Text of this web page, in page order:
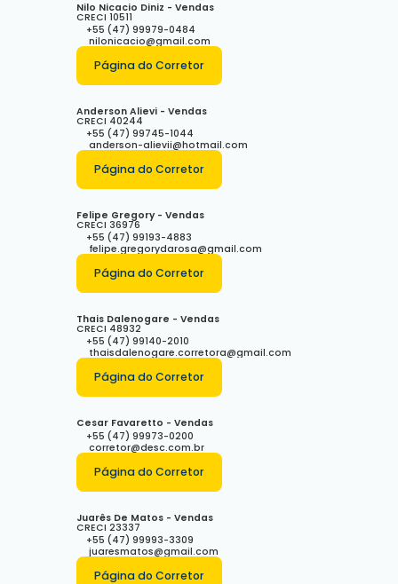
Nilo Nicacio Diniz - Vendas
CRECI 10511
+55 (47) 99979-0484
nilonicacio@gmail.com
Página do Corretor
Anderson Alievi - Vendas
CRECI 40244
+55 (47) 99745-1044
anderson-alievii@hotmail.com
Página do Corretor
Felipe Gregory - Vendas
CRECI 36976
+55 (47) 99193-4883
felipe.gregorydarosa@gmail.com
Página do Corretor
Thais Dalenogare - Vendas
CRECI 48932
+55 (47) 99140-2010
thaisdalenogare.corretora@gmail.com
Página do Corretor
Cesar Favaretto - Vendas
+55 (47) 99973-0200
corretor@desc.com.br
Página do Corretor
Juarês De Matos - Vendas
CRECI 23337
+55 (47) 99993-3309
juaresmatos@gmail.com
Página do Corretor